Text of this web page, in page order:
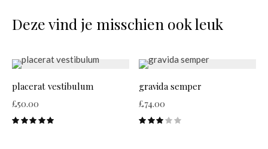
Deze vind je misschien ook leuk
placerat vestibulum
£50.00
gravida semper
£74.00